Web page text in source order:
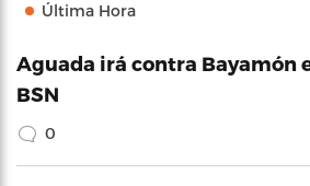
Última Hora
Aguada irá contra Bayamón
BSN
0